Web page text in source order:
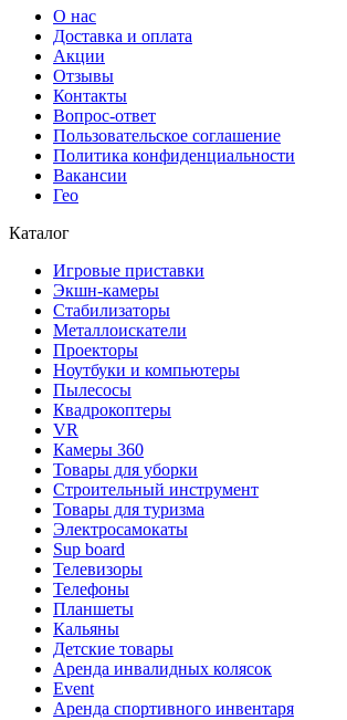
О нас
Доставка и оплата
Акции
Отзывы
Контакты
Вопрос-ответ
Пользовательское соглашение
Политика конфиденциальности
Вакансии
Гео
Каталог
Игровые приставки
Экшн-камеры
Стабилизаторы
Металлоискатели
Проекторы
Ноутбуки и компьютеры
Пылесосы
Квадрокоптеры
VR
Камеры 360
Товары для уборки
Строительный инструмент
Товары для туризма
Электросамокаты
Sup board
Телевизоры
Телефоны
Планшеты
Кальяны
Детские товары
Аренда инвалидных колясок
Event
Аренда спортивного инвентаря